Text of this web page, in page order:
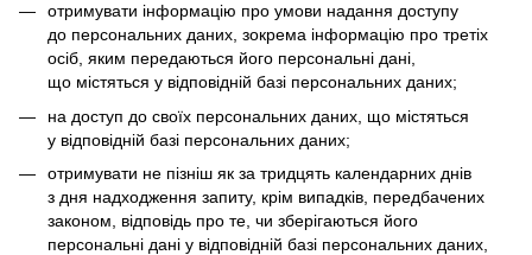
отримувати інформацію про умови надання доступу
до персональних даних, зокрема інформацію про третіх
осіб, яким передаються його персональні дані,
що містяться у відповідній базі персональних даних;
на доступ до своїх персональних даних, що містяться
у відповідній базі персональних даних;
отримувати не пізніш як за тридцять календарних днів
з дня надходження запиту, крім випадків, передбачених
законом, відповідь про те, чи зберігаються його
персональні дані у відповідній базі персональних даних,